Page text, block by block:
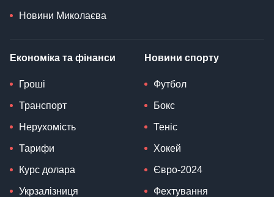
Новини Миколаєва
Економіка та фінанси
Гроші
Транспорт
Нерухомість
Тарифи
Курс долара
Укрзалізниця
Новини спорту
Футбол
Бокс
Теніс
Хокей
Євро-2024
Фехтування